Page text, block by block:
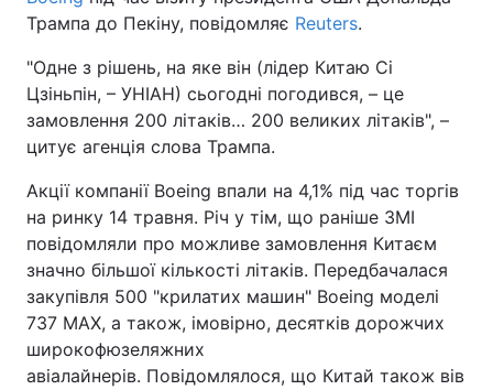
Трампа до Пекіну, повідомляє Reuters.
"Одне з рішень, на яке він (лідер Китаю Сі
Цзіньпін, – УНІАН) сьогодні погодився, – це
замовлення 200 літаків… 200 великих літаків", –
цитує агенція слова Трампа.
Акції компанії Boeing впали на 4,1% під час торгів
на ринку 14 травня. Річ у тім, що раніше ЗМІ
повідомляли про можливе замовлення Китаєм
значно більшої кількості літаків. Передбачалася
закупівля 500 "крилатих машин" Boeing моделі
737 MAX, а також, імовірно, десятків дорожчих
широкофюзеляжних
авіалайнерів. Повідомлялося, що Китай також вів